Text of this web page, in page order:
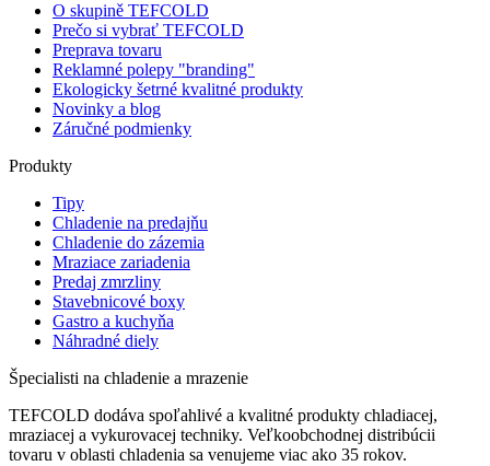
O skupině TEFCOLD
Prečo si vybrať TEFCOLD
Preprava tovaru
Reklamné polepy "branding"
Ekologicky šetrné kvalitné produkty
Novinky a blog
Záručné podmienky
Produkty
Tipy
Chladenie na predajňu
Chladenie do zázemia
Mraziace zariadenia
Predaj zmrzliny
Stavebnicové boxy
Gastro a kuchyňa
Náhradné diely
Špecialisti na chladenie a mrazenie
TEFCOLD dodáva spoľahlivé a kvalitné produkty chladiacej,
mraziacej a vykurovacej techniky. Veľkoobchodnej distribúcii
tovaru v oblasti chladenia sa venujeme viac ako 35 rokov.